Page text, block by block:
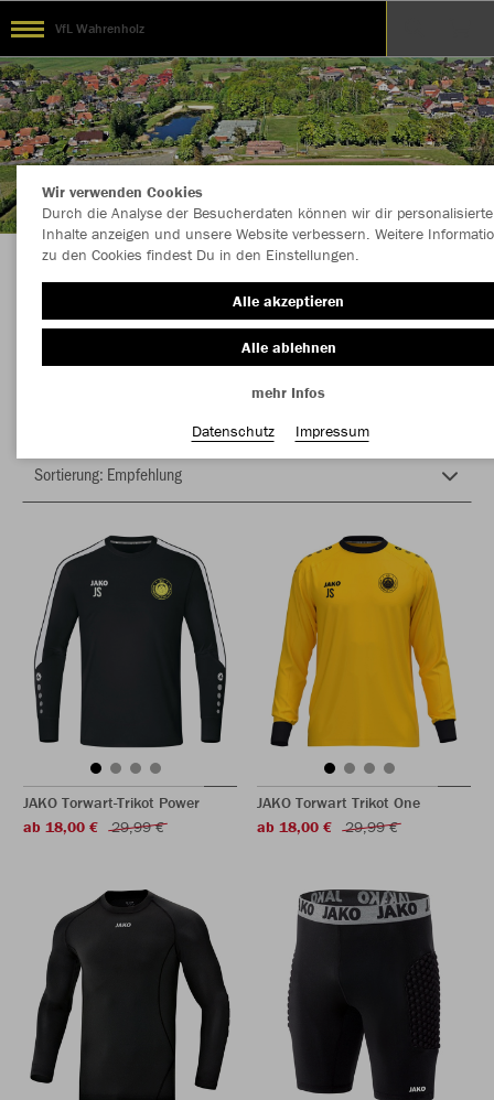
VfL Wahrenholz
Die Macht vom Taterbusch
Farbe
JAKO Torwart-Trikot Power
ab 18,00 €
29,99 €
JAKO Torwart Trikot One
ab 18,00 €
29,99 €
Wir verwenden Cookies
Durch die Analyse der Besucherdaten können wir dir personalisierte
Inhalte anzeigen und unsere Website verbessern. Weitere
zu den Cookies findest Du in den Einstellungen.
Alle akzeptieren
Alle ablehnen
mehr Infos
Datenschutz
Impressum